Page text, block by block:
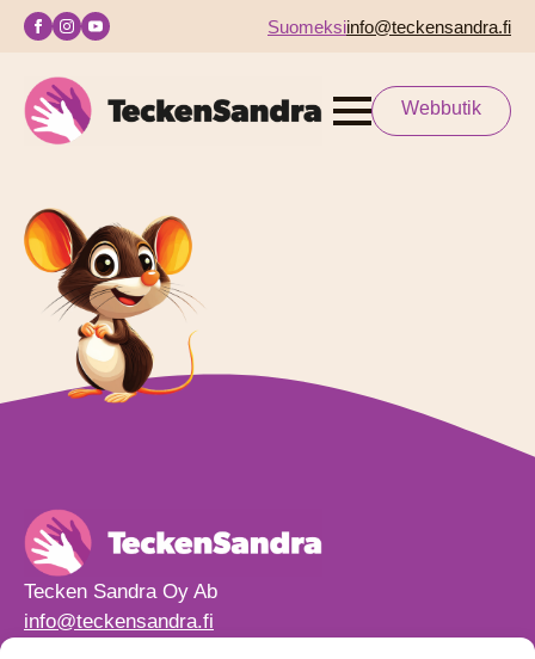
Suomeksiinfo@teckensandra.fi
Webbutik
Tecken Sandra Oy Ab
info@teckensandra.fi